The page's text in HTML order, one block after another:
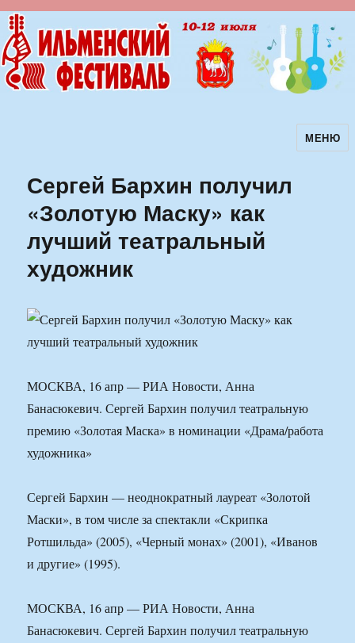
Ильменский фестиваль авторскойМЕНЮ
Сергей Бархин получил
«Золотую Маску» как
лучший театральный
художник
МОСКВА, 16 апр — РИА Новости, Анна
Банасюкевич. Сергей Бархин получил театральную
премию «Золотая Маска» в номинации «Драма/работа
художника»
Сергей Бархин — неоднократный лауреат «Золотой
Маски», в том числе за спектакли «Скрипка
Ротшильда» (2005), «Черный монах» (2001), «Иванов
и другие» (1995).
МОСКВА, 16 апр — РИА Новости, Анна
Банасюкевич. Сергей Бархин получил театральную